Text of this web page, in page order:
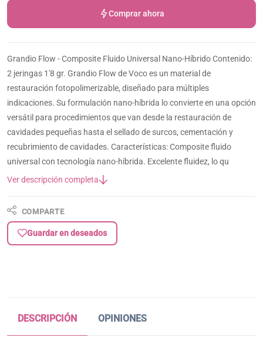
Comprar ahora
Grandio Flow - Composite Fluido Universal Nano-Híbrido Contenido:
2 jeringas 1'8 gr. Grandio Flow de Voco es un material de
restauración fotopolimerizable, diseñado para múltiples
indicaciones. Su formulación nano-híbrida lo convierte en una opción
versátil para procedimientos que van desde la restauración de
cavidades pequeñas hasta el sellado de surcos, cementación y
recubrimiento de cavidades. Características: Composite fluido
universal con tecnología nano-híbrida. Excelente fluidez, lo qu
Ver descripción completa
COMPARTE
Guardar en deseados
DESCRIPCIÓN OPINIONES